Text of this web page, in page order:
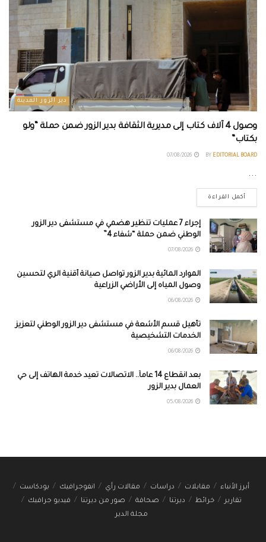
دير الزور المدينة
وصول 4 آلاف كتاب إلى مديرية الثقافة بدير الزور ضمن حملة “ولو
بكتاب”
BY EDITORIAL BOARD
...
أكمل القراءة
إجراء 7 عمليات تنظير هضمي في مستشفى دير الزور
الوطني ضمن حملة “شفاء 4”
الموارد المائية بدير الزور تواصل صيانة أقنية الري لتحسين
وصول المياه إلى الأراضي الزراعية
تأهيل قسم الأشعة في مستشفى دير الزور الوطني لتعزيز
الخدمات التشخيصية
بعد انقطاع 14 عاماً.. الاتصالات تعيد خدمة الهاتف إلى حي
العمال بدير الزور
أبرز الأنباء مقابلات دراسات مقالات رأي انفوجرافيك
بودكاست
تقارير
خرائط ديرتنا صحافة صور من ديرتنا
فيديو جرافيك
مجلة الدير